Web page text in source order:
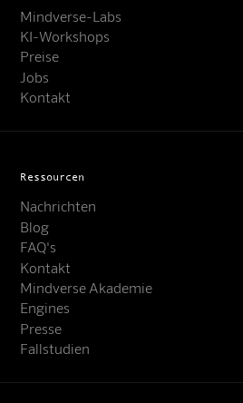
Mindverse-Labs
KI-Workshops
Preise
Jobs
Kontakt
Ressourcen
Nachrichten
Blog
FAQ's
Kontakt
Mindverse Akademie
Engines
Presse
Fallstudien